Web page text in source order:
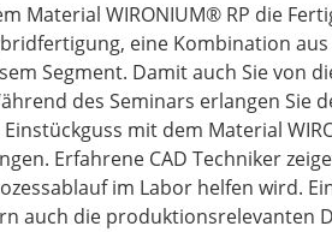
Material WIRONIUM® RP die
eine Kombination
Segment. Damit auch Sie von
des Seminars erlangen Sie
mit dem Material
Erfahrene CAD Techniker
im Labor helfen wird.
auch die produktionsrelevanten